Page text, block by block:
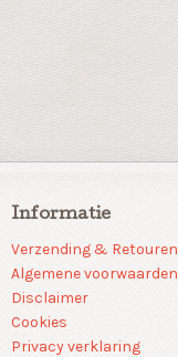
Informatie
Verzending & Retouren
Algemene voorwaarden
Disclaimer
Cookies
Privacy verklaring